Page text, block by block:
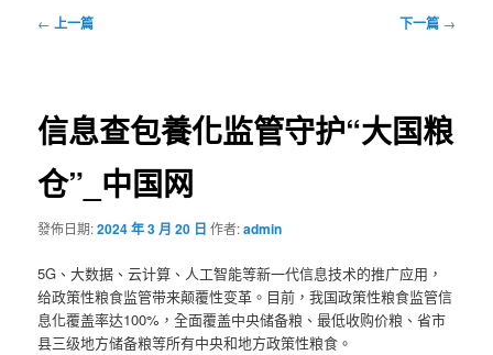
文
← 上一篇 下一篇 →
信息查包養化监管守护“大国粮
仓”_中国网
發佈日期:2024 年 3 月 20 日 作者:admin
5G、大数据、云计算、人工智能等新一代信息技术的推广应用，
给政策性粮食监管带来颠覆性变革。目前，我国政策性粮食监管信
息化覆盖率达100%，全面覆盖中央储备粮、最低收购价粮、省市
县三级地方储备粮等所有中央和地方政策性粮食。